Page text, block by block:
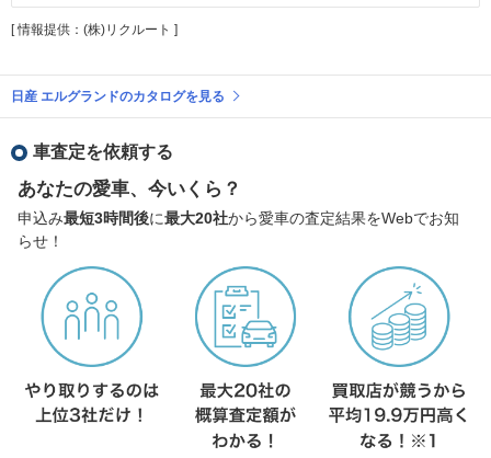
[ 情報提供：(株)リクルート ]
日産 エルグランドのカタログを見る
車査定を依頼する
あなたの愛車、今いくら？
申込み最短3時間後に最大20社から愛車の査定結果をWebでお知
らせ！